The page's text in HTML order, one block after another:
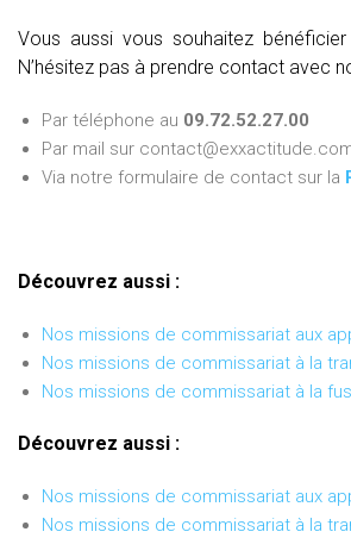
Vous aussi vous souhaitez
N’hésitez pas à prendre contact avec
Par téléphone au 09.72.52.27.00
Par mail sur
Via notre formulaire de contact sur la
Découvrez aussi :
Nos missions de commissariat aux
Nos missions de commissariat à la
Nos missions de commissariat à la
Découvrez aussi :
Nos missions de commissariat aux
Nos missions de commissariat à la